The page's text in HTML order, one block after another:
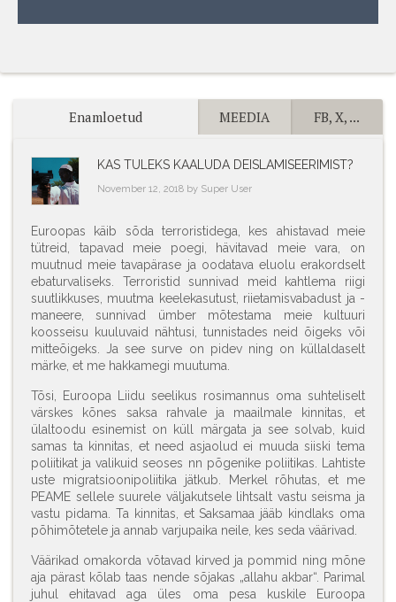
Enamloetud MEEDIA FB, X, ...
KAS TULEKS KAALUDA DEISLAMISEERIMIST?
November 12, 2018 by Super User
Euroopas käib sõda terroristidega, kes ahistavad meie
tütreid, tapavad meie poegi, hävitavad meie vara, on
muutnud meie tavapärase ja oodatava eluolu erakordselt
ebaturvaliseks. Terroristid sunnivad meid kahtlema riigi
suutlikkuses, muutma keelekasutust, riietamisvabadust ja -
maneere, sunnivad ümber mõtestama meie kultuuri
koosseisu kuuluvaid nähtusi, tunnistades neid õigeks või
mitteõigeks. Ja see surve on pidev ning on küllaldaselt
märke, et me hakkamegi muutuma.
Tõsi, Euroopa Liidu seelikus rosimannus oma suhteliselt
värskes kõnes saksa rahvale ja maailmale kinnitas, et
ülaltoodu esinemist on küll märgata ja see solvab, kuid
samas ta kinnitas, et need asjaolud ei muuda siiski tema
poliitikat ja valikuid seoses nn põgenike poliitikas. Lahtiste
uste migratsioonipoliitika jätkub. Merkel rõhutas, et me
PEAME sellele suurele väljakutsele lihtsalt vastu seisma ja
vastu pidama. Ta kinnitas, et Saksamaa jääb kindlaks oma
põhimõtetele ja annab varjupaika neile, kes seda väärivad.
Väärikad omakorda võtavad kirved ja pommid ning mõne
aja pärast kõlab taas nende sõjakas „allahu akbar“. Parimal
juhul ehitavad aga üles oma pesa kuskile Euroopa